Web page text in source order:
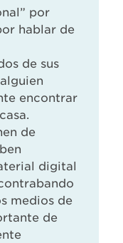
por
hablar de
de sus
encontrar
de
digital
medios de
de